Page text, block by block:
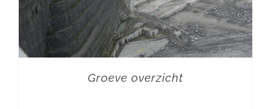
Groeve overzicht